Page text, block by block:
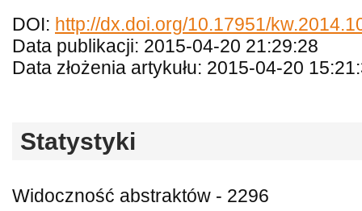
DOI: http://dx.doi.org/10.17951/
Data publikacji: 2015-04-20 21:29:28
Data złożenia artykułu: 2015-04-20
Statystyki
Widoczność abstraktów - 2296